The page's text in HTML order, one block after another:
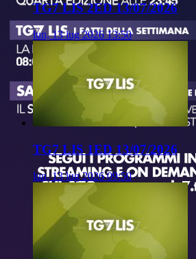
TG7 LIS 2ED 13/07/2026
lun, 13 lug 2026 13:50
TG7 LIS 1ED 13/07/2026
lun, 13 lug 2026 09:50